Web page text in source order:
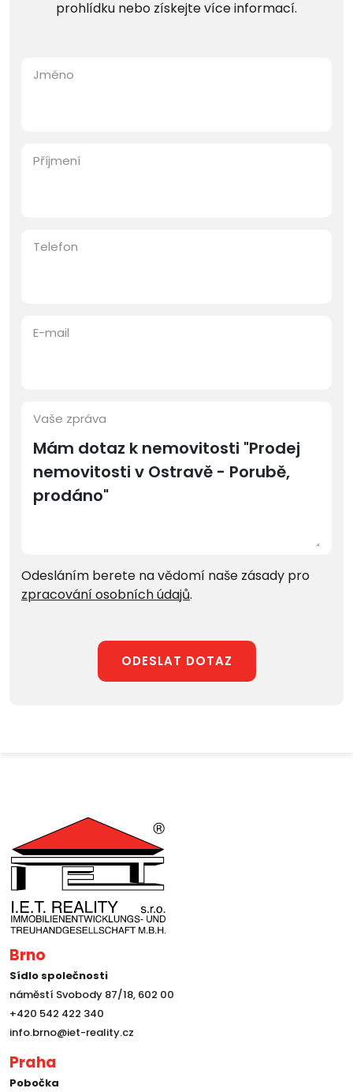
prohlídku nebo získejte více informací.
Jméno
Příjmení
Telefon
E-mail
Vaše zpráva
Odesláním berete na vědomí naše zásady pro
zpracování osobních údajů.
ODESLAT DOTAZ
Brno
Sídlo společnosti
náměstí Svobody 87/18, 602 00
+420 542 422 340
info.brno@iet-reality.cz
Praha
Pobočka